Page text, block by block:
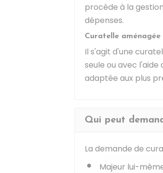
procède à la
dépenses.
Curatelle aménagée
Il s'agit d'une
seule ou avec l'aide
adaptée aux plus
Qui peut
La demande de
Majeur lui-